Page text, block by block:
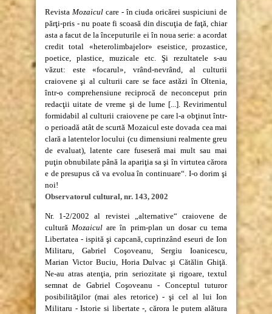
Revista Mozaiculcare - în ciuda oricărei suspiciuni de
părţi-pris - nu poate fi scoasă din discuţia de faţă, chiar
asta a facut de la începuturile ei în noua serie: a acordat
credit total «heterolimbajelor» eseistice, prozastice,
poetice, plastice, muzicale etc. Şi rezultatele s-au
văzut: este «focarul», vrând-nevrând, al culturii
craiovene şi al culturii care se face astăzi în Oltenia,
într-o comprehensiune reciprocă de neconceput prin
redacţii uitate de vreme şi de lume [...]. Revirimentul
formidabil al culturii craiovene pe care l-a obţinut într-
o perioadă atât de scurtă Mozaicul este dovada cea mai
clară a latentelor locului (cu dimensiuni realmente greu
de evaluat), latente care fuseseră mai mult sau mai
puţin obnubilate până la apariţia sa şi în virtutea cărora
e de presupus că va evolua în continuare“. I-o dorim şi
noi!
Observatorul cultural, nr. 143, 2002
Nr. 1-2/2002 al revistei „alternative“ craiovene de
culturăMozaiculare în prim-plan un dosar cu tema
Libertatea - ispită şi capcană, cuprinzând eseuri de Ion
Militaru, Gabriel Coşoveanu, Sergiu Ioanicescu,
Marian Victor Buciu, Horia Dulvac şi Cătălin Ghiţă.
Ne-au atras atenţia, prin seriozitate şi rigoare, textul
semnat de Gabriel Coşoveanu - Conceptul tuturor
posibilităţilor (mai ales retorice) - şi cel al lui Ion
Militaru - Istorie si libertate -, cărora le putem alătura